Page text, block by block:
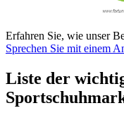
Erfahren Sie, wie unser
Sprechen Sie mit einem
Liste der